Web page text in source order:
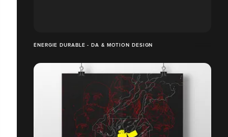
ÉNERGIE DURABLE - DA & MOTION DESIGN